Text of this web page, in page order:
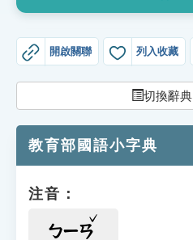
教學應用
貓頭鷹博士
開啟關聯 列入收藏
切換辭典
教育部國語小字典
注音：
ㄅㄧㄢ